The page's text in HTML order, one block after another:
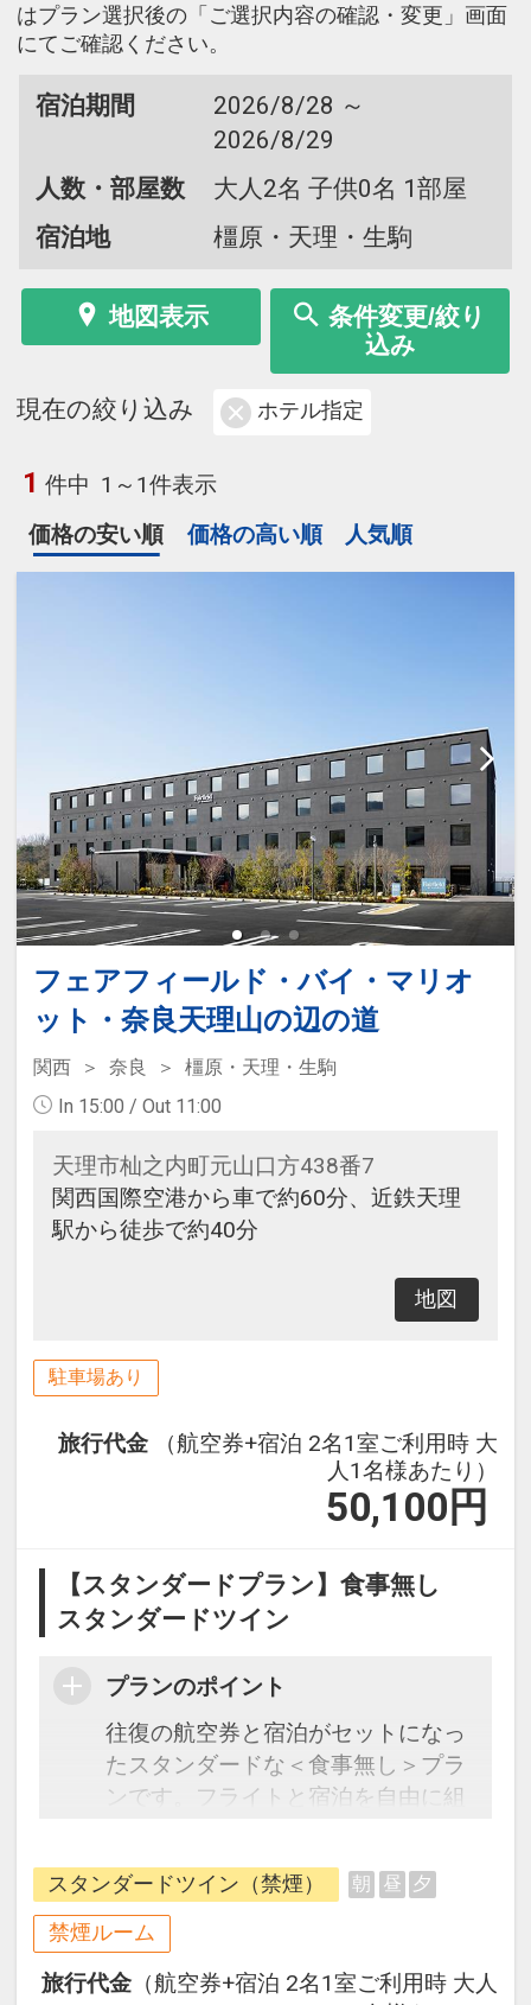
はプラン選択後の「ご選択内容の確認・変更」画面
にてご確認ください。
宿泊期間
2026/8/28 ～
2026/8/29
人数・部屋数
大人2名 子供0名 1部屋
宿泊地
橿原・天理・生駒
地図表示
条件変更/絞り
込み
現在の絞り込み ホテル指定
1 件中 1～1件表示
価格の安い順
価格の高い順 人気順
フェアフィールド・バイ・マリオ
ット・奈良天理山の辺の道
関西 奈良
橿原・天理・生駒
In 15:00 / Out 11:00
天理市杣之内町元山口方438番7
関西国際空港から車で約60分、近鉄天理
駅から徒歩で約40分
地図
駐車場あり
旅行代金
（航空券+宿泊 2名1室ご利用時 大
人1名様あたり）
50,100 円
【スタンダードプラン】食事無し
スタンダードツイン
プランのポイント
往復の航空券と宿泊がセットになっ
たスタンダードな＜食事無し＞プラ
ンです。フライトと宿泊を自由に組
ージだから、一都市滞在はもちろん
周遊旅行にも最適！
旅行期間中の1泊だけの宿泊や延
泊・飛び泊なども自由自在です。
フライトは、安心のJAL（または
スタンダードツイン（禁煙） 朝 昼 夕
禁煙ルーム
旅行代金 （航空券+宿泊 2名1室ご利用時 大人